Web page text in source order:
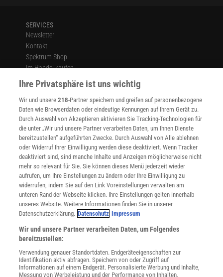
SERVICES
Newsletter
Kontakt
Spektrum Shop
Im Handel kaufen
Presse
Verträge kündigen
Widerruf
INFO
Mediadaten
Datenschutz
Nutzungsbedingungen
Cookie-Einstellungen
Utiq verwalten
Nutzungsbasierte Onlinewerbung
Alle Artikel
Impressum
Angebote für Schulen
Angebote für Institutionen
Sprachen lernen mit Gymglish
Lexika
Ihre Privatsphäre ist uns wichtig
Wir und unsere218-Partner speichern und greifen auf personenbezogene
Daten wie Browserdaten oder eindeutige Kennungen auf Ihrem Gerät zu.
Durch Auswahl von Akzeptieren aktivieren Sie Tracking-Technologien für
die unter „Wir und unsere Partner verarbeiten Daten, um Ihnen Dienste
bereitzustellen“ aufgeführten Zwecke. Durch Auswahl von Alle ablehnen
oder Widerruf Ihrer Einwilligung werden diese deaktiviert. Wenn Tracker
deaktiviert sind, sind manche Inhalte und Anzeigen möglicherweise nicht
mehr so relevant für Sie. Sie können dieses Menü jederzeit wieder
aufrufen, um Ihre Einstellungen zu ändern oder Ihre Einwilligung zu
widerrufen, indem Sie auf den Link Voreinstellungen verwalten am
unteren Rand der Webseite klicken. Ihre Einstellungen gelten innerhalb
unseres Website. Weitere Informationen finden Sie in unserer
Datenschutzerklärung. Datenschutz Impressum
Wir und unsere Partner verarbeiten Daten, um Folgendes
bereitzustellen:
Verwendung genauer Standortdaten. Endgeräteeigenschaften zur
Identifikation aktiv abfragen. Speichern von oder Zugriff auf
Informationen auf einem Endgerät. Personalisierte Werbung und Inhalte,
Messung von Werbeleistung und der Performance von Inhalten,